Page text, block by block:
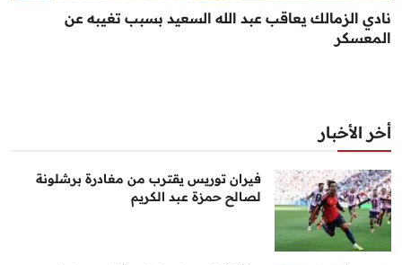
نادي الزمالك يعاقب عبد الله السعيد بسبب تغيبه عن
المعسكر
أخر الأخبار
فيران توريس يقترب من مغادرة برشلونة
لصالح حمزة عبد الكريم